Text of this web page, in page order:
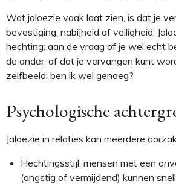
Wat jaloezie vaak laat zien, is dat je
bevestiging, nabijheid of veiligheid.
hechting: aan de vraag of je wel echt
de ander, of dat je vervangen kunt
zelfbeeld: ben ik wel genoeg?
Psychologische
Jaloezie in relaties kan meerdere
Hechtingsstijl: mensen met een
(angstig of vermijdend) kunnen